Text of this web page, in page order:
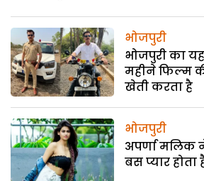
भोजपुरी
भोजपुरी का
महीने फिल्म
खेती करता है
भोजपुरी
अपर्णा मलिक
बस प्यार होता